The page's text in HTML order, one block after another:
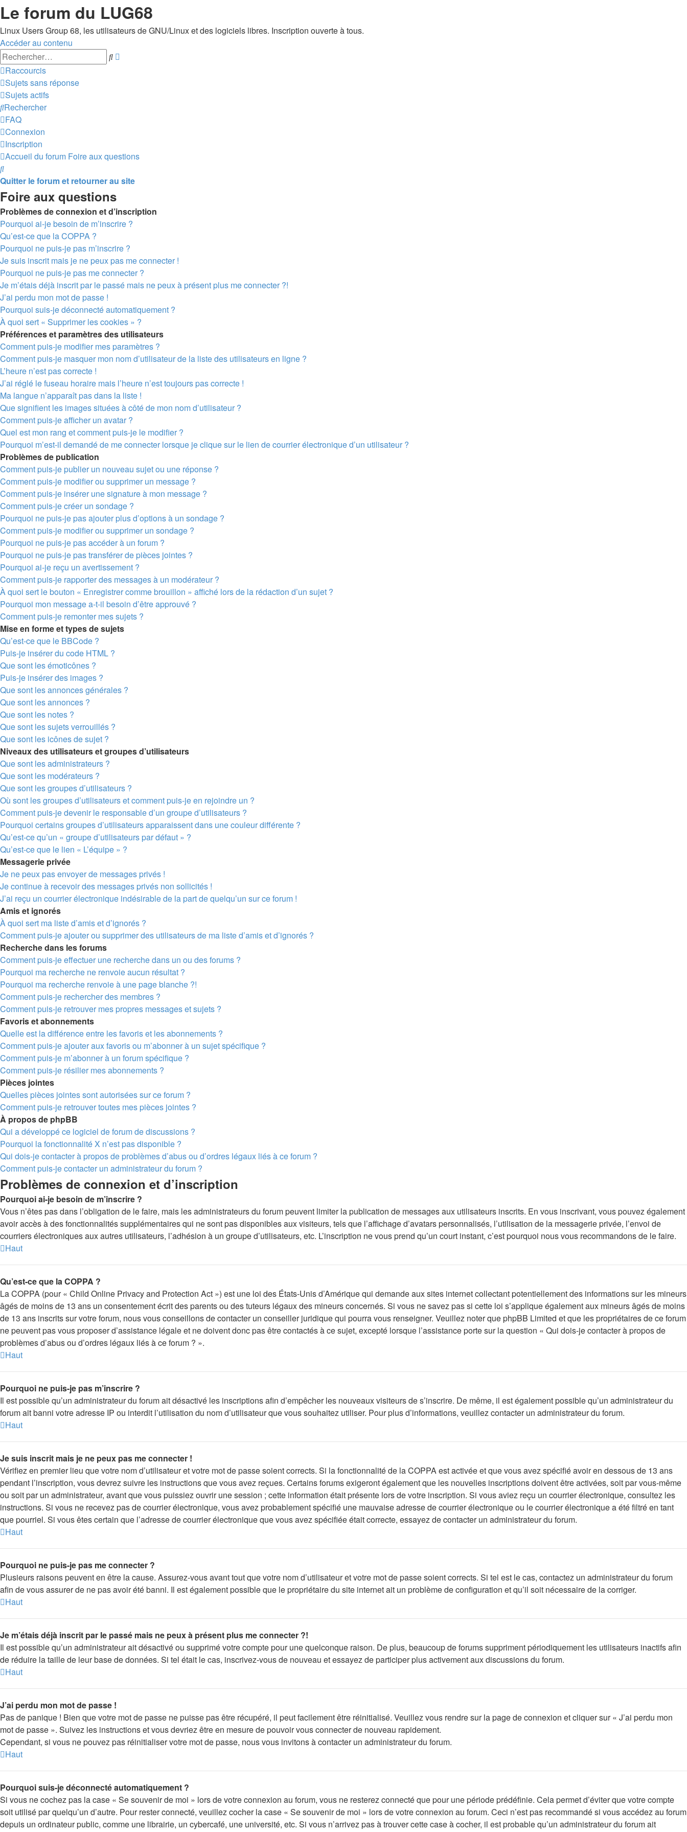
Le forum du LUG68
Linux Users Group 68, les utilisateurs de GNU/Linux et des logiciels libres. Inscription ouverte à tous.
Accéder au contenu
Rechercher
Raccourcis
Sujets sans réponse
Sujets actifs
Rechercher
FAQ
Connexion
Inscription
Accueil du forum Foire aux questions
Rechercher
Quitter le forum et retourner au site
Foire aux questions
Problèmes de connexion et d’inscription
Pourquoi ai-je besoin de m’inscrire ?
Qu’est-ce que la COPPA ?
Pourquoi ne puis-je pas m’inscrire ?
Je suis inscrit mais je ne peux pas me connecter !
Pourquoi ne puis-je pas me connecter ?
Je m’étais déjà inscrit par le passé mais ne peux à présent plus me connecter ?!
J’ai perdu mon mot de passe !
Pourquoi suis-je déconnecté automatiquement ?
À quoi sert « Supprimer les cookies » ?
Préférences et paramètres des utilisateurs
Comment puis-je modifier mes paramètres ?
Comment puis-je masquer mon nom d’utilisateur de la liste des utilisateurs en ligne ?
L’heure n’est pas correcte !
J’ai réglé le fuseau horaire mais l’heure n’est toujours pas correcte !
Ma langue n’apparaît pas dans la liste !
Que signifient les images situées à côté de mon nom d’utilisateur ?
Comment puis-je afficher un avatar ?
Quel est mon rang et comment puis-je le modifier ?
Pourquoi m’est-il demandé de me connecter lorsque je clique sur le lien de courrier électronique d’un utilisateur ?
Problèmes de publication
Comment puis-je publier un nouveau sujet ou une réponse ?
Comment puis-je modifier ou supprimer un message ?
Comment puis-je insérer une signature à mon message ?
Comment puis-je créer un sondage ?
Pourquoi ne puis-je pas ajouter plus d’options à un sondage ?
Comment puis-je modifier ou supprimer un sondage ?
Pourquoi ne puis-je pas accéder à un forum ?
Pourquoi ne puis-je pas transférer de pièces jointes ?
Pourquoi ai-je reçu un avertissement ?
Comment puis-je rapporter des messages à un modérateur ?
À quoi sert le bouton « Enregistrer comme brouillon » affiché lors de la rédaction d’un sujet ?
Pourquoi mon message a-t-il besoin d’être approuvé ?
Comment puis-je remonter mes sujets ?
Mise en forme et types de sujets
Qu’est-ce que le BBCode ?
Puis-je insérer du code HTML ?
Que sont les émoticônes ?
Puis-je insérer des images ?
Que sont les annonces générales ?
Que sont les annonces ?
Que sont les notes ?
Que sont les sujets verrouillés ?
Que sont les icônes de sujet ?
Niveaux des utilisateurs et groupes d’utilisateurs
Que sont les administrateurs ?
Que sont les modérateurs ?
Que sont les groupes d’utilisateurs ?
Où sont les groupes d’utilisateurs et comment puis-je en rejoindre un ?
Comment puis-je devenir le responsable d’un groupe d’utilisateurs ?
Pourquoi certains groupes d’utilisateurs apparaissent dans une couleur différente ?
Qu’est-ce qu’un « groupe d’utilisateurs par défaut » ?
Qu’est-ce que le lien « L’équipe » ?
Messagerie privée
Je ne peux pas envoyer de messages privés !
Je continue à recevoir des messages privés non sollicités !
J’ai reçu un courrier électronique indésirable de la part de quelqu’un sur ce forum !
Amis et ignorés
À quoi sert ma liste d’amis et d’ignorés ?
Comment puis-je ajouter ou supprimer des utilisateurs de ma liste d’amis et d’ignorés ?
Recherche dans les forums
Comment puis-je effectuer une recherche dans un ou des forums ?
Pourquoi ma recherche ne renvoie aucun résultat ?
Pourquoi ma recherche renvoie à une page blanche ?!
Comment puis-je rechercher des membres ?
Comment puis-je retrouver mes propres messages et sujets ?
Favoris et abonnements
Quelle est la différence entre les favoris et les abonnements ?
Comment puis-je ajouter aux favoris ou m’abonner à un sujet spécifique ?
Comment puis-je m’abonner à un forum spécifique ?
Comment puis-je résilier mes abonnements ?
Pièces jointes
Quelles pièces jointes sont autorisées sur ce forum ?
Comment puis-je retrouver toutes mes pièces jointes ?
À propos de phpBB
Qui a développé ce logiciel de forum de discussions ?
Pourquoi la fonctionnalité X n’est pas disponible ?
Qui dois-je contacter à propos de problèmes d’abus ou d’ordres légaux liés à ce forum ?
Comment puis-je contacter un administrateur du forum ?
Problèmes de connexion et d’inscription
Pourquoi ai-je besoin de m’inscrire ?
Vous n’êtes pas dans l’obligation de le faire, mais les administrateurs du forum peuvent limiter la publication de messages aux utilisateurs inscrits. En vous inscrivant, vous pouvez également
avoir accès à des fonctionnalités supplémentaires qui ne sont pas disponibles aux visiteurs, tels que l’affichage d’avatars personnalisés, l’utilisation de la messagerie privée, l’envoi de
courriers électroniques aux autres utilisateurs, l’adhésion à un groupe d’utilisateurs, etc. L’inscription ne vous prend qu’un court instant, c’est pourquoi nous vous recommandons de le faire.
Haut
Qu’est-ce que la COPPA ?
La COPPA (pour « Child Online Privacy and Protection Act ») est une loi des États-Unis d’Amérique qui demande aux sites internet collectant potentiellement des informations sur les mineurs
âgés de moins de 13 ans un consentement écrit des parents ou des tuteurs légaux des mineurs concernés. Si vous ne savez pas si cette loi s’applique également aux mineurs âgés de moins
de 13 ans inscrits sur votre forum, nous vous conseillons de contacter un conseiller juridique qui pourra vous renseigner. Veuillez noter que phpBB Limited et que les propriétaires de ce forum
ne peuvent pas vous proposer d’assistance légale et ne doivent donc pas être contactés à ce sujet, excepté lorsque l’assistance porte sur la question « Qui dois-je contacter à propos de
problèmes d’abus ou d’ordres légaux liés à ce forum ? ».
Haut
Pourquoi ne puis-je pas m’inscrire ?
Il est possible qu’un administrateur du forum ait désactivé les inscriptions afin d’empêcher les nouveaux visiteurs de s’inscrire. De même, il est également possible qu’un administrateur du
forum ait banni votre adresse IP ou interdit l’utilisation du nom d’utilisateur que vous souhaitez utiliser. Pour plus d’informations, veuillez contacter un administrateur du forum.
Haut
Je suis inscrit mais je ne peux pas me connecter !
Vérifiez en premier lieu que votre nom d’utilisateur et votre mot de passe soient corrects. Si la fonctionnalité de la COPPA est activée et que vous avez spécifié avoir en dessous de 13 ans
pendant l’inscription, vous devrez suivre les instructions que vous avez reçues. Certains forums exigeront également que les nouvelles inscriptions doivent être activées, soit par vous-même
ou soit par un administrateur, avant que vous puissiez ouvrir une session ; cette information était présente lors de votre inscription. Si vous aviez reçu un courrier électronique, consultez les
instructions. Si vous ne recevez pas de courrier électronique, vous avez probablement spécifié une mauvaise adresse de courrier électronique ou le courrier électronique a été filtré en tant
que pourriel. Si vous êtes certain que l’adresse de courrier électronique que vous avez spécifiée était correcte, essayez de contacter un administrateur du forum.
Haut
Pourquoi ne puis-je pas me connecter ?
Plusieurs raisons peuvent en être la cause. Assurez-vous avant tout que votre nom d’utilisateur et votre mot de passe soient corrects. Si tel est le cas, contactez un administrateur du forum
afin de vous assurer de ne pas avoir été banni. Il est également possible que le propriétaire du site internet ait un problème de configuration et qu’il soit nécessaire de la corriger.
Haut
Je m’étais déjà inscrit par le passé mais ne peux à présent plus me connecter ?!
Il est possible qu’un administrateur ait désactivé ou supprimé votre compte pour une quelconque raison. De plus, beaucoup de forums suppriment périodiquement les utilisateurs inactifs afin
de réduire la taille de leur base de données. Si tel était le cas, inscrivez-vous de nouveau et essayez de participer plus activement aux discussions du forum.
Haut
J’ai perdu mon mot de passe !
Pas de panique ! Bien que votre mot de passe ne puisse pas être récupéré, il peut facilement être réinitialisé. Veuillez vous rendre sur la page de connexion et cliquer sur « J’ai perdu mon
mot de passe ». Suivez les instructions et vous devriez être en mesure de pouvoir vous connecter de nouveau rapidement.
Cependant, si vous ne pouvez pas réinitialiser votre mot de passe, nous vous invitons à contacter un administrateur du forum.
Haut
Pourquoi suis-je déconnecté automatiquement ?
Si vous ne cochez pas la case « Se souvenir de moi » lors de votre connexion au forum, vous ne resterez connecté que pour une période prédéfinie. Cela permet d’éviter que votre compte
soit utilisé par quelqu’un d’autre. Pour rester connecté, veuillez cocher la case « Se souvenir de moi » lors de votre connexion au forum. Ceci n’est pas recommandé si vous accédez au forum
depuis un ordinateur public, comme une librairie, un cybercafé, une université, etc. Si vous n’arrivez pas à trouver cette case à cocher, il est probable qu’un administrateur du forum ait